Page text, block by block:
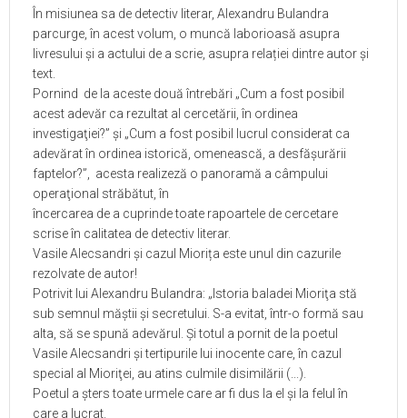
În misiunea sa de detectiv literar, Alexandru Bulandra
parcurge, în acest volum, o muncă laborioasă asupra
livresului și a actului de a scrie, asupra relației dintre autor și
text.
Pornind de la aceste două întrebări „Cum a fost posibil
acest adevăr ca rezultat al cercetării, în ordinea
investigaţiei?” și „Cum a fost posibil lucrul considerat ca
adevărat în ordinea istorică, omenească, a desfăşurării
faptelor?”,
acesta realizeză o panoramă a câmpului
operaţional străbătut, în
încercarea de a cuprinde toate rapoartele de cercetare
scrise în calitatea de detectiv literar.
Vasile Alecsandri și cazul Miorița este unul din cazurile
rezolvate de autor!
Potrivit lui Alexandru Bulandra: „Istoria baladei Mioriţa stă
sub semnul măştii şi secretului. S-a evitat, într-o formă sau
alta, să se spună adevărul. Şi totul a pornit de la poetul
Vasile Alecsandri şi tertipurile lui inocente care, în cazul
special al Mioriţei, au atins culmile disimilării (...).
Poetul a şters toate urmele care ar fi dus la el şi la felul în
care a lucrat.